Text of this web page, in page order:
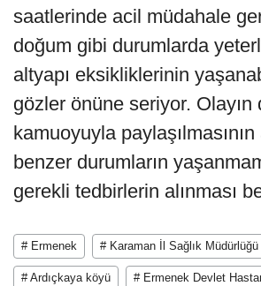
saatlerinde acil müdahale
doğum gibi durumlarda
altyapı eksikliklerinin
gözler önüne seriyor. Olayın
kamuoyuyla paylaşılmasının
benzer durumların
gerekli tedbirlerin alınması
# Ermenek # Karaman İl Sağlık Müdürlüğü
# Ardıçkaya köyü # Ermenek Devlet